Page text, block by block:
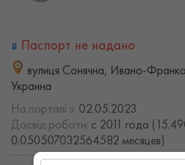
Паспорт не надано
вулиця Сонячна, Ивано-
Украина
На порталі з: 02.05.2023
Досвід роботи: с 2011 года
0.050507032564582 месяцев)